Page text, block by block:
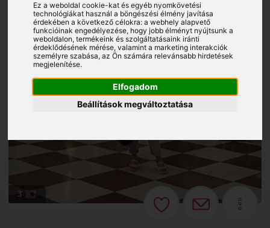
Ez a weboldal cookie-kat és egyéb nyomkövetési
technológiákat használ a böngészési élmény javítása
érdekében a következő célokra:a webhely alapvető
funkcióinak engedélyezése, hogy jobb élményt nyújtsunk a
weboldalon,termékeink és szolgáltatásaink iránti
érdeklődésének mérése, valamint a marketing interakciók
személyre szabása,az Ön számára relevánsabb hirdetések
megjelenítése.
Elfogadom
Beállítások megváltoztatása
3